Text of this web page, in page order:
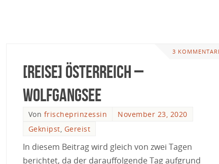
3
[Reise] Österreich –
Wolfgangsee
Von frischeprinzessin
November 23, 2020
Geknipst, Gereist
In diesem Beitrag wird gleich von zwei Tagen
berichtet, da der darauffolgende Tag aufgrund